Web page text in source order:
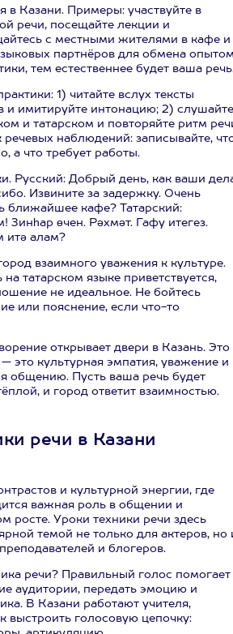
в Казани. Примеры: участвуйте в
речи, посещайте лекции и
с местными жителями в кафе и
партнёров для обмена
тем естественнее будет ваша
1) читайте вслух тексты
и имитируйте интонацию; 2) слушайте
и татарском и повторяйте ритм
речевых наблюдений: записывайте,
а что требует работы.
Русский: Добрый день, как ваши
Извините за задержку. Очень
ближайшее кафе? Татарский:
Зинһар өчен. Рәхмәт. Гафу итегез.
итә алам?
взаимного уважения к культуре.
татарском языке приветствуется,
не идеальное. Не бойтесь
или пояснение, если что-то
открывает двери в Казань. Это
это культурная эмпатия, уважение и
общению. Пусть ваша речь будет
и город ответит взаимностью.
речи в Казани
и культурной энергии, где
важная роль в общении и
росте. Уроки техники речи здесь
темой не только для актеров, но
и блогеров.
речи? Правильный голос помогает
аудитории, передать эмоцию и
В Казани работают учителя,
выстроить голосовую цепочку: